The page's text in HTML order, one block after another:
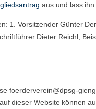
aus und lass ihn
1. Vorsitzender Günter
Dieter Reichl,
foerderverein@dpsg-
dieser Website können